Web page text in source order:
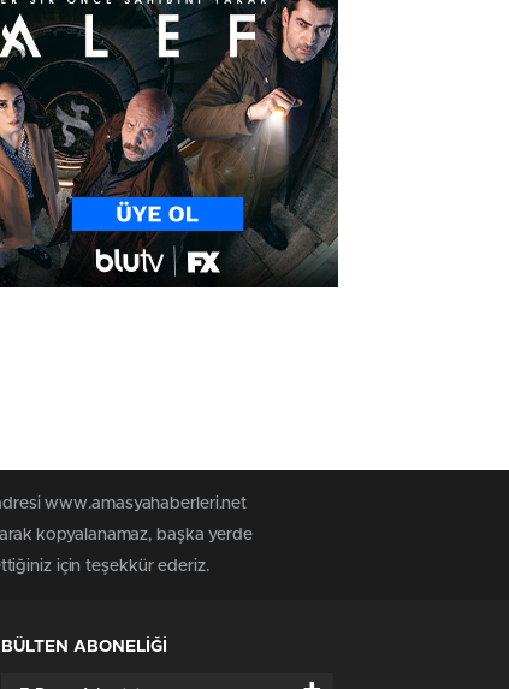
www.amasyahaberleri.net
kopyalanamaz, başka yerde
için teşekkür ederiz.
BÜLTEN ABONELİĞİ